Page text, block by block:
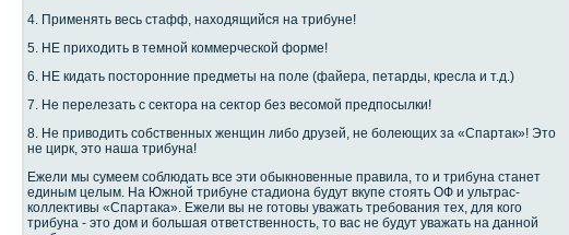
4. Применять весь стафф, находящийся на трибуне!
5. НЕ приходить в темной коммерческой форме!
6. НЕ кидать посторонние предметы на поле (файера, петарды, кресла и т.д.)
7. Не перелезать с сектора на сектор без весомой предпосылки!
8. Не приводить собственных женщин либо друзей, не болеющих за «Спартак»! Это
не цирк, это наша трибуна!
Ежели мы сумеем соблюдать все эти обыкновенные правила, то и трибуна станет
единым целым. На Южной трибуне стадиона будут вкупе стоять ОФ и ультрас-
коллективы «Спартака». Ежели вы не готовы уважать требования тех, для кого
трибуна - это дом и большая ответственность, то вас не будут уважать на данной